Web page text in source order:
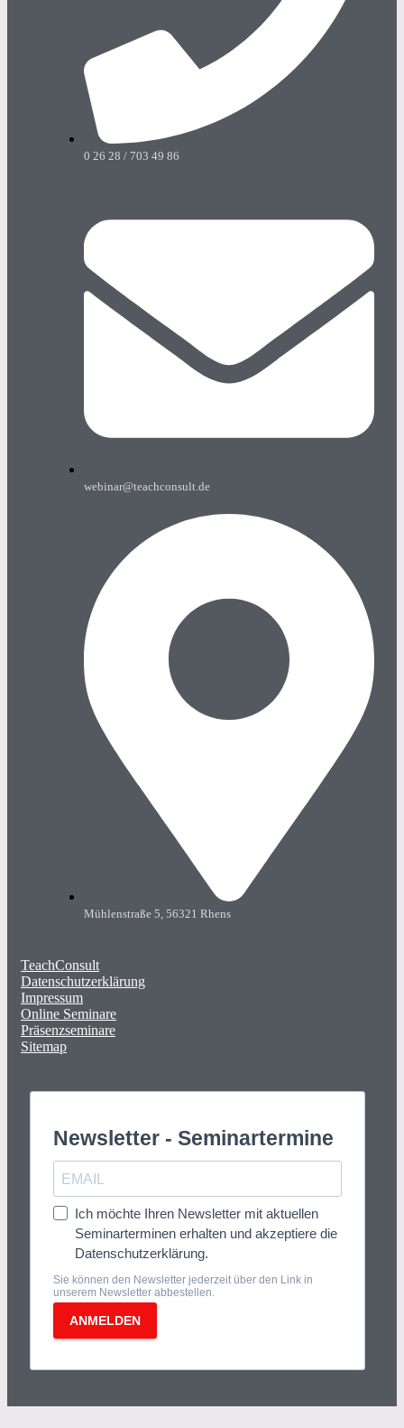
0 26 28 / 703 49 86
webinar@teachconsult.de
Mühlenstraße 5, 56321 Rhens
TeachConsult
Datenschutzerklärung
Impressum
Online Seminare
Präsenzseminare
Sitemap
Newsletter - Seminartermine
Ich möchte Ihren Newsletter mit aktuellen
Seminarterminen erhalten und akzeptiere die
Datenschutzerklärung.
Sie können den Newsletter jederzeit über den Link in
unserem Newsletter abbestellen.
ANMELDEN